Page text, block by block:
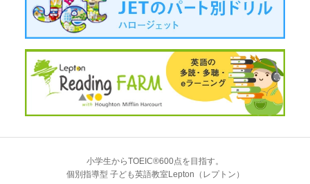
小学生からTOEIC®600点を目指す。
個別指導型 子ども英語教室Lepton（レプトン）